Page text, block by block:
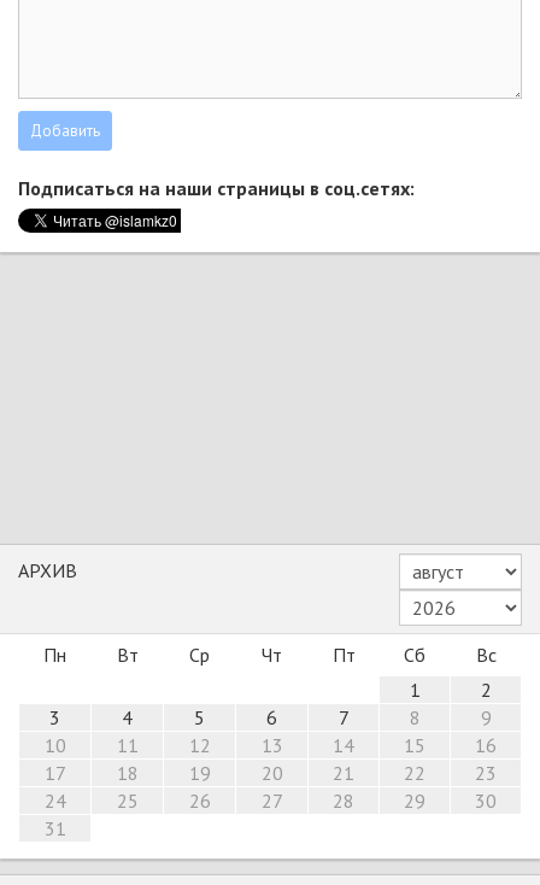
Подписаться на наши страницы в соц.сетях:
АРХИВ
Пн Вт Ср Чт Пт Сб
Вс
1
2
3
4 5 6 7 8
9
10
11 12 13 14 15
16
17
18 19 20 21 22
23
24
25 26 27 28 29
30
31